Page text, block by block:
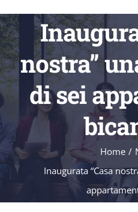
nostra”
di sei
Home /
Inaugurata “Casa